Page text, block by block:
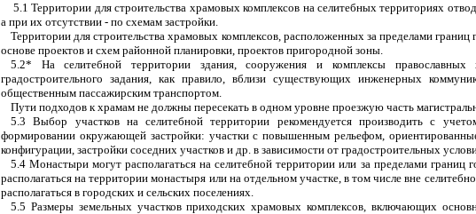
5.1 Территории для строительства храмовых комплексов на селитебных территориях
а при их отсутствии - по схемам застройки.
Территории для строительства храмовых комплексов, расположенных за пределами границ
основе проектов и схем районной планировки, проектов пригородной зоны.
5.2* На селитебной территории здания, сооружения и комплексы православных
градостроительного задания, как правило, вблизи существующих инженерных
общественным пассажирским транспортом.
Пути подходов к храмам не должны пересекать в одном уровне проезжую часть
5.3 Выбор участков на селитебной территории рекомендуется производить с
формировании окружающей застройки: участки с повышенным рельефом,
конфигурации, застройки соседних участков и др. в зависимости от градостроительных
5.4 Монастыри могут располагаться на селитебной территории или за пределами границ
располагаться на территории монастыря или на отдельном участке, в том числе вне
располагаться в городских и сельских поселениях.
5.5 Размеры земельных участков приходских храмовых комплексов, включающих